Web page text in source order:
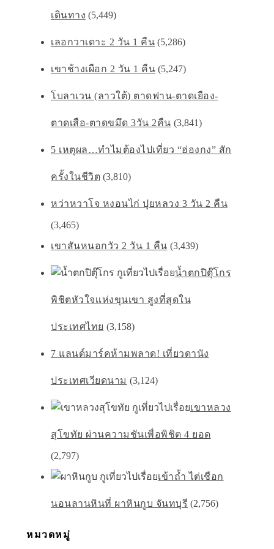
เดินทาง (5,449)
เลอกวาเดาะ 2 วัน 1 คืน (5,286)
เขาช้างเผือก 2 วัน 1 คืน (5,247)
โบลาเวน (ลาวใต้) ตาดฟาน-ตาดเยือง-
ตาดเสือ-ตาดขมึด 3วัน 2คืน (3,841)
5 เหตุผล…ทำไมต้องไปเที่ยว “ฮ่องกง” สัก
ครั้งในชีวิต (3,810)
หว่าหวาโจ หงอนไก่ ปุยหลวง 3 วัน 2 คืน
(3,465)
เขาสันหนอกวัว 2 วัน 1 คืน (3,439)
น้ำตกปิตุ๊โกร
พิชิตหัวใจเเห่งขุนเขา สูงที่สุดใน
ประเทศไทย (3,158)
7 แลนด์มาร์คห้ามพลาด! เที่ยวดานัง
ประเทศเวียดนาม (3,124)
เขาหลวง
สุโขทัย ผ่านความชันเพื่อพิชิต 4 ยอด
(2,797)
เข้าถ้ำ ไต่เชือก
นอนลานหินที่ ผาหินกูบ จันทบุรี (2,756)
หมวดหมู่